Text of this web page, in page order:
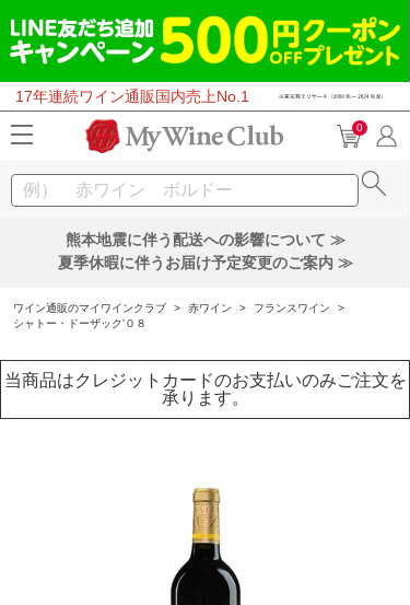
17年連続ワイン通販国内売上No.1
0
熊本地震に伴う配送への影響について ≫
夏季休暇に伴うお届け予定変更のご案内 ≫
ワイン通販のマイワインクラブ > 赤ワイン > フランスワイン
>
シャトー・ドーザック’０８
当商品はクレジットカードのお支払いのみご注文を
承ります。